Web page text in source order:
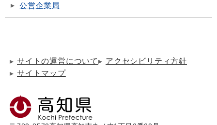
公営企業局
サイトの運営について
アクセシビリティ方針
サイトマップ